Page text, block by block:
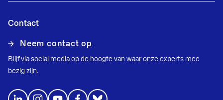
Contact
Neem contact op
Blijf via social media op de hoogte van waar onze experts mee
bezig zijn.